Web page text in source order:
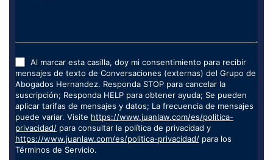
Al marcar esta casilla, doy mi consentimiento para recibir
mensajes de texto de Conversaciones (externas) del Grupo de
Abogados Hernandez. Responda STOP para cancelar la
suscripción; Responda HELP para obtener ayuda; Se pueden
aplicar tarifas de mensajes y datos; La frecuencia de mensajes
puede variar. Visite https://www.juanlaw.com/es/politica-
privacidad/ para consultar la política de privacidad y
https://www.juanlaw.com/es/politica-privacidad/ para los
Términos de Servicio.